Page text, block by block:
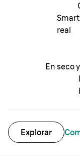
real
En seco
Explorar